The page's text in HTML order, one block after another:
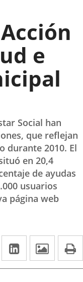
e
Social han
que reflejan
durante 2010. El
en 20,4
de ayudas
usuarios
página web
LinkedIn
Enlace
a